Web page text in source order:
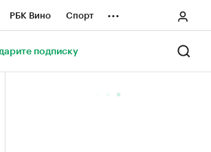
РБК Вино Спорт ...
подписку